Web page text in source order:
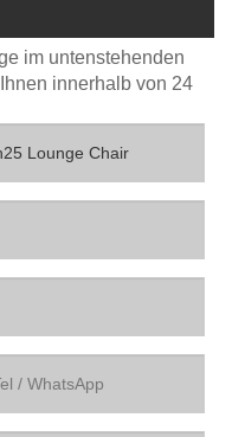
im untenstehenden
innerhalb von 24